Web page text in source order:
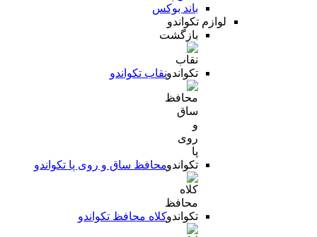
باند بوکس
لوازم تکواندو
بازگشت
نقاب تکواندو
محافظ ساق و روی پا تکواندو
کلاه محافظ تکواندو